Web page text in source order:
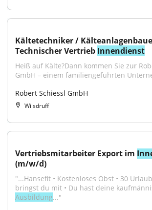
Kältetechniker /
Technischer Vertrieb Innendienst
Heiß auf Kälte?Dann kommen Sie zur
GmbH – einem familiengeführten
Robert Schiessl GmbH
Wilsdruff
Vertriebsmitarbeiter Export im
(m/w/d)
"...Hansefit • Kostenloses Obst • 30
Ausbildung..."